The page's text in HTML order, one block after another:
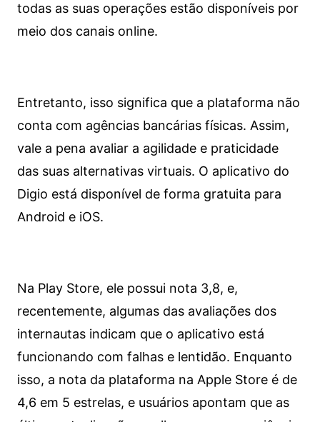
todas as suas operações estão disponíveis por
meio dos canais online.
Entretanto, isso significa que a plataforma não
conta com agências bancárias físicas. Assim,
vale a pena avaliar a agilidade e praticidade
das suas alternativas virtuais. O aplicativo do
Digio está disponível de forma gratuita para
Android e iOS.
Na Play Store, ele possui nota 3,8, e,
recentemente, algumas das avaliações dos
internautas indicam que o aplicativo está
funcionando com falhas e lentidão. Enquanto
isso, a nota da plataforma na Apple Store é de
4,6 em 5 estrelas, e usuários apontam que as